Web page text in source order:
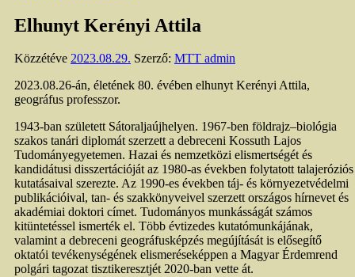
Elhunyt Kerényi Attila
Közzétéve 2023.08.29. Szerző: MTT admin
2023.08.26-án, életének 80. évében elhunyt Kerényi Attila,
geográfus professzor.
1943-ban született Sátoraljaújhelyen. 1967-ben földrajz–biológia
szakos tanári diplomát szerzett a debreceni Kossuth Lajos
Tudományegyetemen. Hazai és nemzetközi elismertségét és
kandidátusi disszertációját az 1980-as években folytatott talajeróziós
kutatásaival szerezte. Az 1990-es években táj- és környezetvédelmi
publikációival, tan- és szakkönyveivel szerzett országos hírnevet és
akadémiai doktori címet. Tudományos munkásságát számos
kitüntetéssel ismerték el. Több évtizedes kutatómunkájának,
valamint a debreceni geográfusképzés megújítását is elősegítő
oktatói tevékenységének elismeréseképpen a Magyar Érdemrend
polgári tagozat tisztikeresztjét 2020-ban vette át.